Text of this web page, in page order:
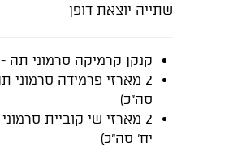
שתייה יוצאת דופן
קנקן קרמיקה סרמוני תה - 400 מ"ל
סה"כ)
יח' סה"כ)